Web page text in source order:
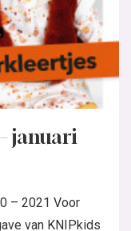
januari
– 2021 Voor
van KNIPkids